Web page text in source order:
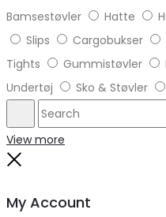
Bamsestøvler
Hatte
Slips
Cargobukser
Tights
Gummistøvler
Undertøj
Sko & Støvler
Search
View more
My Account